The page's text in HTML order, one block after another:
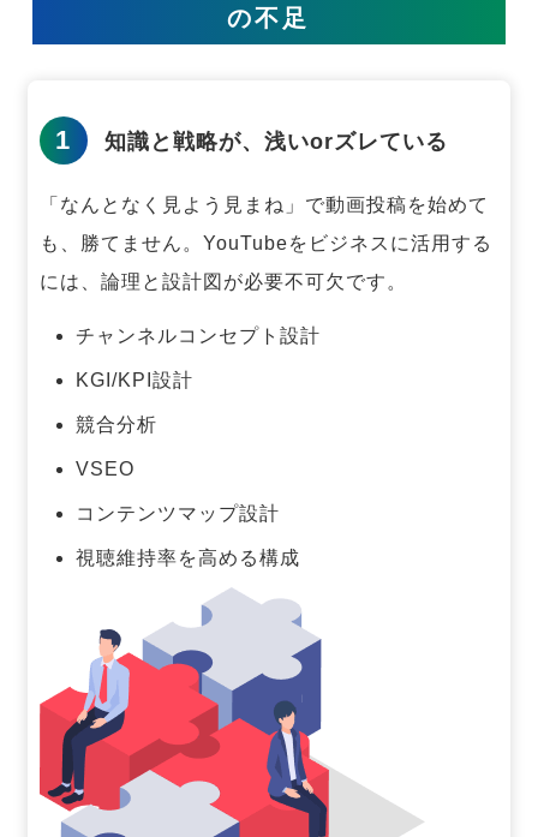
の不足
1 知識と戦略が、浅いorズレている
「なんとなく見よう見まね」で動画投稿を始めて
も、勝てません。 YouTubeをビジネスに活用する
には、論理と設計図が必要不可欠です。
チャンネルコンセプト設計
KGI/KPI設計
競合分析
VSEO
コンテンツマップ設計
視聴維持率を高める構成